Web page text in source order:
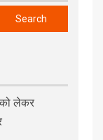
Search
लेकर